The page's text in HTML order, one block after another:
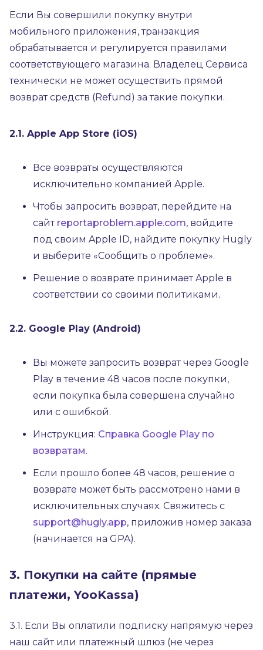
Если Вы совершили покупку внутри
мобильного приложения, транзакция
обрабатывается и регулируется правилами
соответствующего магазина. Владелец Сервиса
технически не может осуществить прямой
возврат средств (Refund) за такие покупки.
2.1. Apple App Store (iOS)
Все возвраты осуществляются
исключительно компанией Apple.
Чтобы запросить возврат, перейдите на
сайт reportaproblem.apple.com, войдите
под своим Apple ID, найдите покупку Hugly
и выберите «Сообщить о проблеме».
Решение о возврате принимает Apple в
соответствии со своими политиками.
2.2. Google Play (Android)
Вы можете запросить возврат через Google
Play в течение 48 часов после покупки,
если покупка была совершена случайно
или с ошибкой.
Инструкция: Справка Google Play по
возвратам.
Если прошло более 48 часов, решение о
возврате может быть рассмотрено нами в
исключительных случаях. Свяжитесь с
support@hugly.app, приложив номер заказа
(начинается на GPA).
3. Покупки на сайте (прямые
платежи, YooKassa)
3.1. Если Вы оплатили подписку напрямую через
наш сайт или платежный шлюз (не через